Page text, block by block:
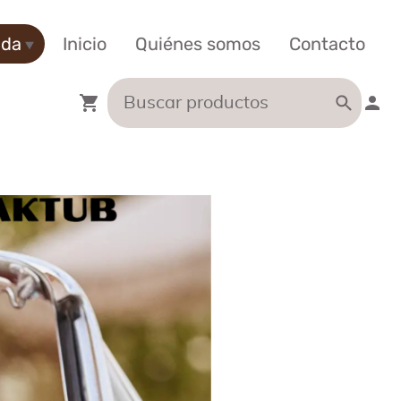
Inicio Quiénes somos Contacto